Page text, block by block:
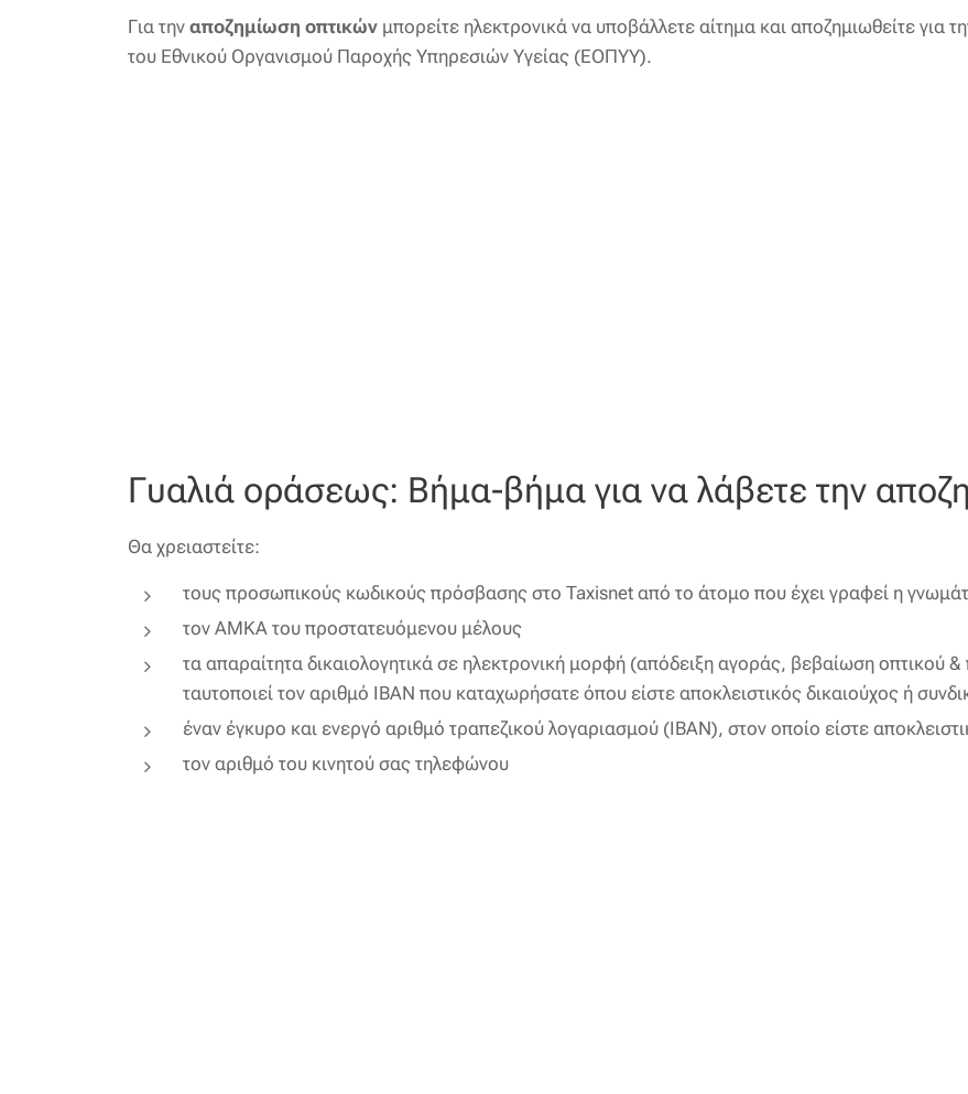
Για την αποζημίωση οπτικών μπορείτε ηλεκτρονικά να υποβάλλετε αίτημα και αποζημιωθείτε
του Εθνικού Οργανισμού Παροχής Υπηρεσιών Υγείας (ΕΟΠΥΥ).
Γυαλιά οράσεως: Βήμα-βήμα για να λάβετε την
Θα χρειαστείτε:
τους προσωπικούς κωδικούς πρόσβασης στο Taxisnet από το άτομο που έχει γραφεί η
τον ΑΜΚΑ του προστατευόμενου μέλους
τα απαραίτητα δικαιολογητικά σε ηλεκτρονική μορφή (απόδειξη αγοράς, βεβαίωση οπτικού
ταυτοποιεί τον αριθμό IBAN που καταχωρήσατε όπου είστε αποκλειστικός δικαιούχος ή
έναν έγκυρο και ενεργό αριθμό τραπεζικού λογαριασμού (IBAN), στον οποίο είστε
τον αριθμό του κινητού σας τηλεφώνου